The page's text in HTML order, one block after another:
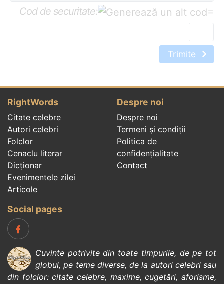
Cod de securitate: =
Trimite
RightWords
Citate celebre
Autori celebri
Folclor
Cenaclu literar
Dicționar
Evenimentele zilei
Articole
Despre noi
Despre noi
Termeni și condiții
Politica de
confidenţialitate
Contact
Social pages
Cuvinte potrivite din toate timpurile, de pe tot
globul, pe teme diverse, de la autori celebrisau
din folclor:citate celebre, maxime,cugetări,aforisme,